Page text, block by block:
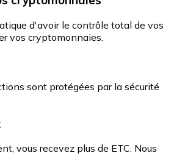
d'avoir le contrôle total de vos
vos cryptomonnaies.
sont protégées par la sécurité
vous recevez plus de ETC. Nous